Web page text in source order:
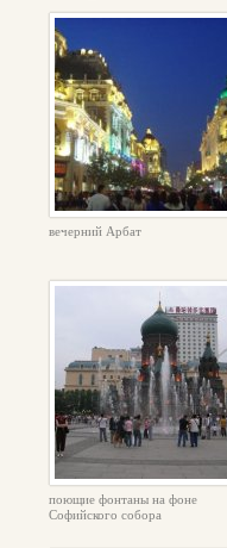
вечерний Арбат
поющие фонтаны на фоне
Софийского собора